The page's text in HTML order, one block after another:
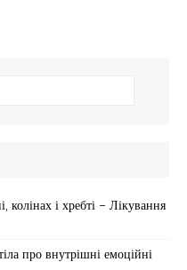
і хребті – Лікування
про внутрішні емоційні